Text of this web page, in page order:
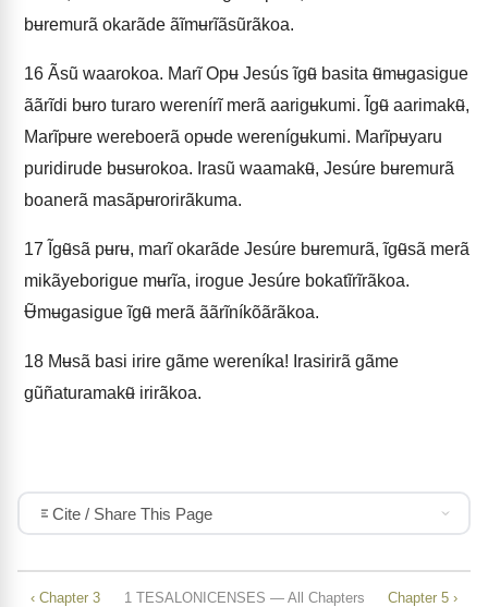
bʉremurã okarãde ãĩmʉrĩãsũrãkoa.
16 Ãsũ waarokoa. Marĩ Opʉ Jesús ĩgʉ̃ basita ʉ̃mʉgasigue
ããrĩdi bʉro turaro werenírĩ merã aarigʉkumi. Ĩgʉ̃ aarimakʉ̃,
Marĩpʉre wereboerã opʉde werenígʉkumi. Marĩpʉyaru
puridirude bʉsʉrokoa. Irasũ waamakʉ̃, Jesúre bʉremurã
boanerã masãpʉrorirãkuma.
17 Ĩgʉ̃sã pʉrʉ, marĩ okarãde Jesúre bʉremurã, ĩgʉ̃sã merã
mikãyeborigue mʉrĩa, irogue Jesúre bokatĩrĩrãkoa.
Ʉ̃mʉgasigue ĩgʉ̃ merã ããrĩníkõãrãkoa.
18 Mʉsã basi irire gãme wereníka! Irasirirã gãme
gũñaturamakʉ̃ irirãkoa.
Cite / Share This Page
‹ Chapter 3 1 TESALONICENSES — All Chapters Chapter 5 ›